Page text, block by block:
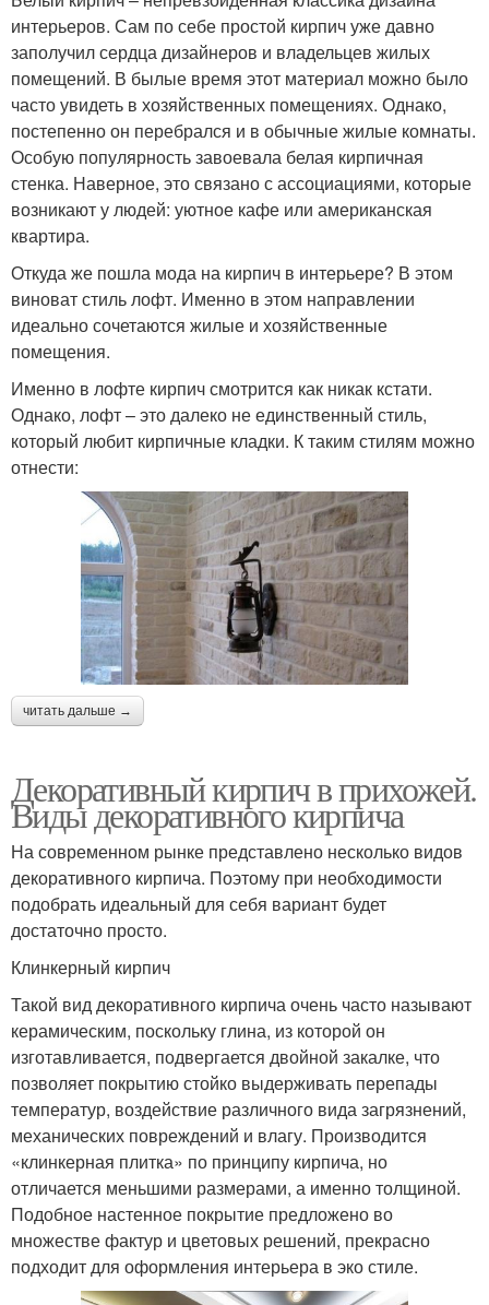
интерьеров. Сам по себе простой кирпич уже давно
заполучил сердца дизайнеров и владельцев жилых
помещений. В былые время этот материал можно было
часто увидеть в хозяйственных помещениях. Однако,
постепенно он перебрался и в обычные жилые комнаты.
Особую популярность завоевала белая кирпичная
стенка. Наверное, это связано с ассоциациями, которые
возникают у людей: уютное кафе или американская
квартира.
Откуда же пошла мода на кирпич в интерьере? В этом
виноват стиль лофт. Именно в этом направлении
идеально сочетаются жилые и хозяйственные
помещения.
Именно в лофте кирпич смотрится как никак кстати.
Однако, лофт – это далеко не единственный стиль,
который любит кирпичные кладки. К таким стилям можно
отнести:
читать дальше →
Декоративный кирпич в прихожей.
Виды декоративного кирпича
На современном рынке представлено несколько видов
декоративного кирпича. Поэтому при необходимости
подобрать идеальный для себя вариант будет
достаточно просто.
Клинкерный кирпич
Такой вид декоративного кирпича очень часто называют
керамическим, поскольку глина, из которой он
изготавливается, подвергается двойной закалке, что
позволяет покрытию стойко выдерживать перепады
температур, воздействие различного вида загрязнений,
механических повреждений и влагу. Производится
«клинкерная плитка» по принципу кирпича, но
отличается меньшими размерами, а именно толщиной.
Подобное настенное покрытие предложено во
множестве фактур и цветовых решений, прекрасно
подходит для оформления интерьера в эко стиле.